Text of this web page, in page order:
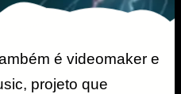
é videomaker e
projeto que